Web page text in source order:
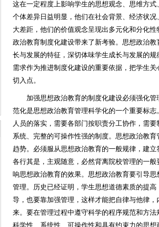
这在一定程度上影响学生的思想观念、思维方
个体差异日益明显，他们在社会背景、经济状
大差距，他们的价值观念呈现出多元化和分化
政治教育制度化建设带来了新考验。思想政治
长与发展的特征，深切体味学生成长与发展的
需求作为推进制度化建设的重要依据，把学生
切入点。
加强思想政治教育的制度化建设必须强化管
范化是思想政治教育管理科学化的一个重要标
人员的落实，需要各部门按职责分工协作，需
系统、完整的可操作性强的制度。思想政治教
趋势。必须服从思想政治教育的一般规律，建
各行其是，主观随意，必然背离院校管理的一
响思想政治教育的效果。思想政治教育要引导
管理。历史已经证明，学生思想道德素质的提高
导，也要靠加强管理，这样才能把自律与他律
来。要在管理过程中遵守科学的程序规范和方法
科学性、系统性、可操作性和具有约束力的思